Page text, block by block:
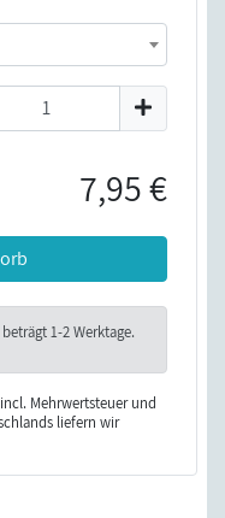
7,95 €
beträgt1-2 Werktage.
Mehrwertsteuer und
liefern wir